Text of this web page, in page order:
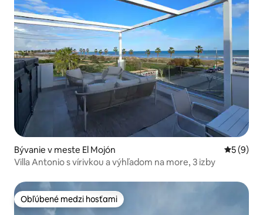
Bývanie v meste El Mojón
5 (9)
Villa Antonio s vírivkou a výhľadom na more, 3 izby
Obľúbené medzi hosťami
Obľúbené medzi hosťami